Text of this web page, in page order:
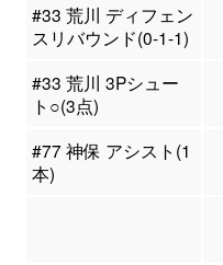
#33 荒川 ディフェン
スリバウンド(0-1-1)
#33 荒川 3Pシュー
ト○(3点)
#77 神保 アシスト(1
本)